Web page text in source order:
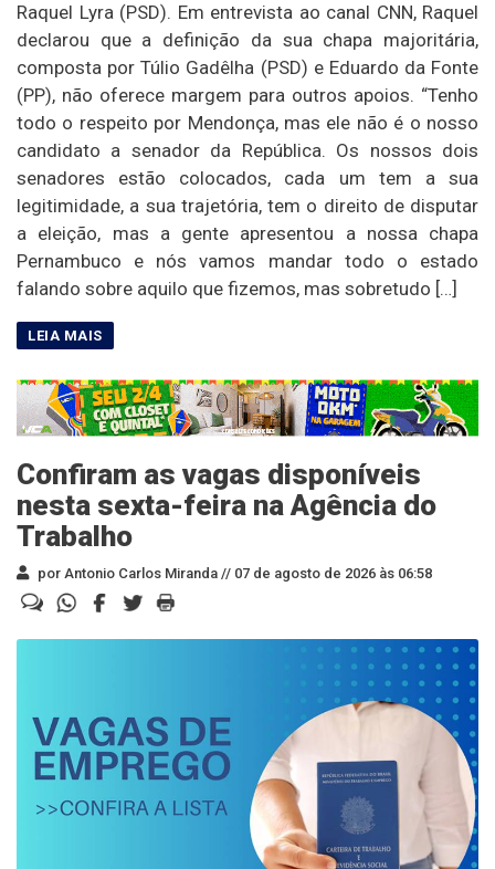
Raquel Lyra (PSD). Em entrevista ao canal CNN, Raquel
declarou que a definição da sua chapa majoritária,
composta por Túlio Gadêlha (PSD) e Eduardo da Fonte
(PP), não oferece margem para outros apoios. “Tenho
todo o respeito por Mendonça, mas ele não é o nosso
candidato a senador da República. Os nossos dois
senadores estão colocados, cada um tem a sua
legitimidade, a sua trajetória, tem o direito de disputar
a eleição, mas a gente apresentou a nossa chapa
Pernambuco e nós vamos mandar todo o estado
falando sobre aquilo que fizemos, mas sobretudo […]
Confiram as vagas disponíveis
nesta sexta-feira na Agência do
Trabalho
por Antonio Carlos Miranda // 07 de agosto de 2026 às 06:58